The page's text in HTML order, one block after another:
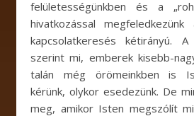
felületességünkben és a
hivatkozással
kapcsolatkeresés kétirányú.
szerint mi, emberek kisebb-
talán még örömeinkben is
kérünk, olykor esedezünk. De
meg, amikor Isten megszólít